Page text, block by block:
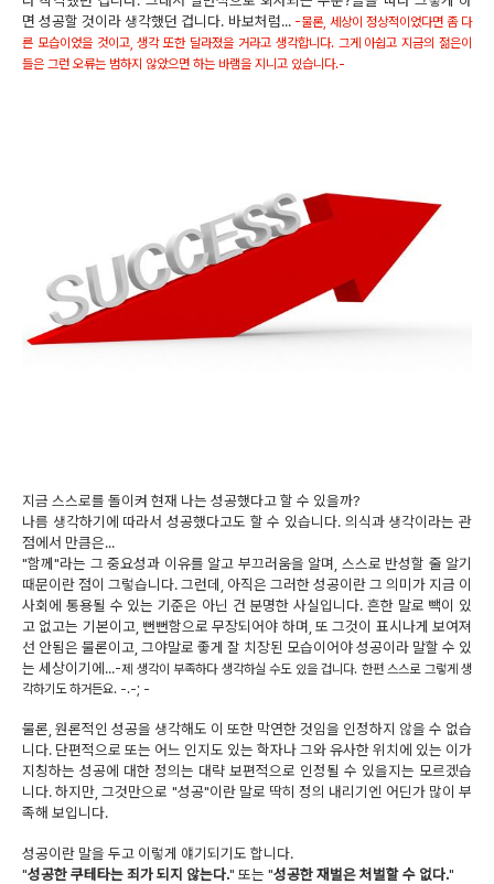
면 성공할 것이라 생각했던 겁니다. 바보처럼... -물론, 세상이 정상적이었다면 좀 다
른 모습이었을 것이고, 생각 또한 달라졌을 거라고 생각합니다. 그게 아쉽고 지금의 젊은이
들은 그런 오류는 범하지 않았으면 하는 바램을 지니고 있습니다.-
지금 스스로를 돌이켜 현재 나는 성공했다고 할 수 있을까?
나름 생각하기에 따라서 성공했다고도 할 수 있습니다. 의식과 생각이라는 관
점에서 만큼은...
"함께"라는 그 중요성과 이유를 알고 부끄러움을 알며, 스스로 반성할 줄 알기
때문이란 점이 그렇습니다. 그런데, 아직은 그러한 성공이란 그 의미가 지금 이
사회에 통용될 수 있는 기준은 아닌 건 분명한 사실입니다. 흔한 말로 빽이 있
고 없고는 기본이고, 뻔뻔함으로 무장되어야 하며, 또 그것이 표시나게 보여져
선 안됨은 물론이고, 그야말로 좋게 잘 치장된 모습이어야 성공이라 말할 수 있
는 세상이기에...-제 생각이 부족하다 생각하실 수도 있을 겁니다. 한편 스스로 그렇게 생
각하기도 하거든요. -.-; -
물론, 원론적인 성공을 생각해도 이 또한 막연한 것임을 인정하지 않을 수 없습
니다. 단편적으로 또는 어느 인지도 있는 학자나 그와 유사한 위치에 있는 이가
지칭하는 성공에 대한 정의는 대략 보편적으로 인정될 수 있을지는 모르겠습
니다. 하지만, 그것만으로 "성공"이란 말로 딱히 정의 내리기엔 어딘가 많이 부
족해 보입니다.
성공이란 말을 두고 이렇게 얘기되기도 합니다.
"성공한 쿠테타는 죄가 되지 않는다." 또는 "성공한 재벌은 처벌할 수 없다."